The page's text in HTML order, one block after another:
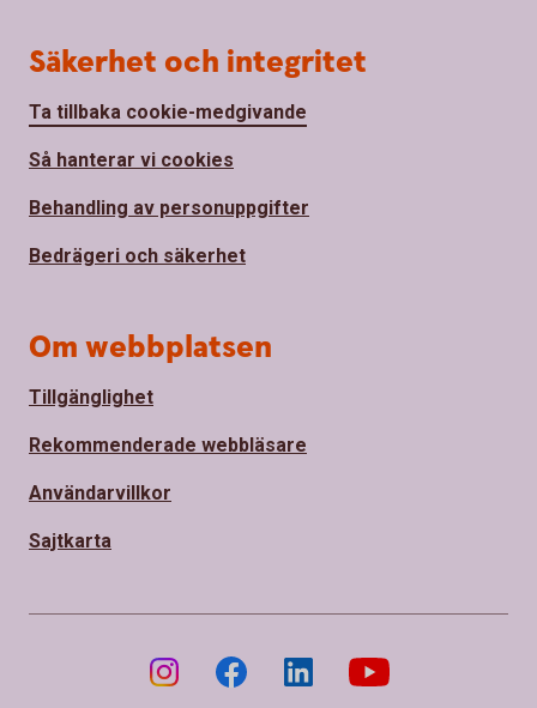
Säkerhet och integritet
Ta tillbaka cookie-medgivande
Så hanterar vi cookies
Behandling av personuppgifter
Bedrägeri och säkerhet
Om webbplatsen
Tillgänglighet
Rekommenderade webbläsare
Användarvillkor
Sajtkarta